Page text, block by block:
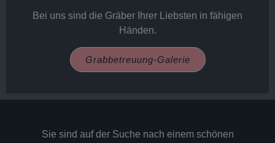
Bei uns sind die Gräber Ihrer Liebsten in fähigen
Händen.
Grabbetreuung-Galerie
Sie sind auf der Suche nach einem schönen